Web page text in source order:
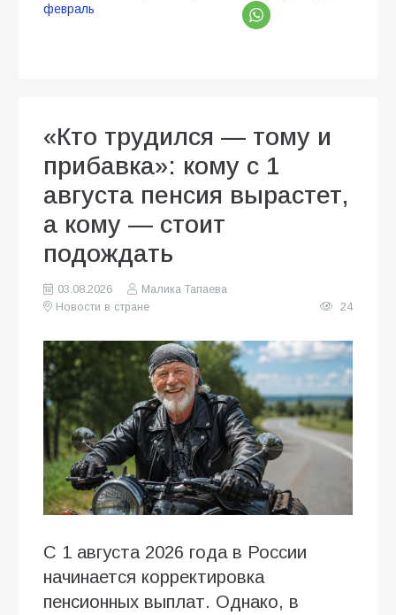
февраль
«Кто трудился — тому и
прибавка»: кому с 1
августа пенсия вырастет,
а кому — стоит
подождать
03.08.2026
Малика Тапаева
Новости в стране
24
С 1 августа 2026 года в России
начинается корректировка
пенсионных выплат. Однако, в